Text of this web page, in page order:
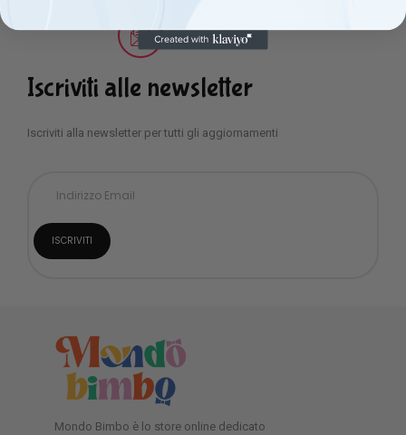
Iscriviti alle newsletter
Iscriviti alla newsletter per tutti gli aggiornamenti
Mondo Bimbo è lo store online dedicato